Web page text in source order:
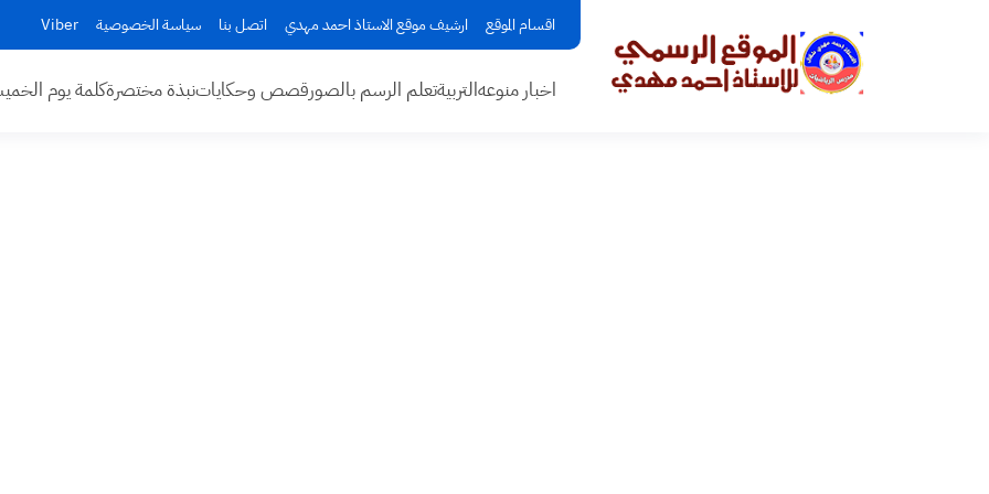
اقسام الموقع ارشيف موقع الاستاذ احمد مهدي اتصل بنا سياسة الخصوصية Viber
اخبار منوعهالتربيةتعلم الرسم بالصورقصص وحكاياتنبذة مختصرةكلمة يوم